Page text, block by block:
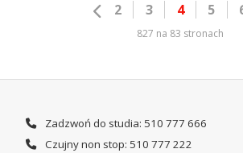
2 3 4 5
827 na 83 stronach
Zadzwoń do studia: 510 777 666
Czujny non stop: 510 777 222